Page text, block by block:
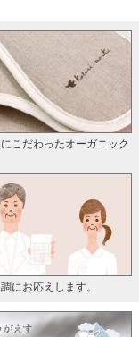
こだわったオーガニック
にお応えします。